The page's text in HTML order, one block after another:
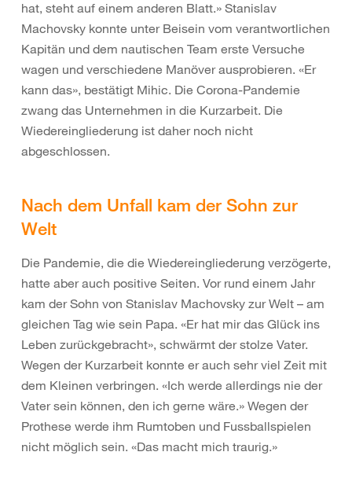
hat, steht auf einem anderen Blatt.» Stanislav
Machovsky konnte unter Beisein vom verantwortlichen
Kapitän und dem nautischen Team erste Versuche
wagen und verschiedene Manöver ausprobieren. «Er
kann das», bestätigt Mihic. Die Corona-Pandemie
zwang das Unternehmen in die Kurzarbeit. Die
Wiedereingliederung ist daher noch nicht
abgeschlossen.
Nach dem Unfall kam der Sohn zur
Welt
Die Pandemie, die die Wiedereingliederung verzögerte,
hatte aber auch positive Seiten. Vor rund einem Jahr
kam der Sohn von Stanislav Machovsky zur Welt – am
gleichen Tag wie sein Papa. «Er hat mir das Glück ins
Leben zurückgebracht», schwärmt der stolze Vater.
Wegen der Kurzarbeit konnte er auch sehr viel Zeit mit
dem Kleinen verbringen. «Ich werde allerdings nie der
Vater sein können, den ich gerne wäre.» Wegen der
Prothese werde ihm Rumtoben und Fussballspielen
nicht möglich sein. «Das macht mich traurig.»